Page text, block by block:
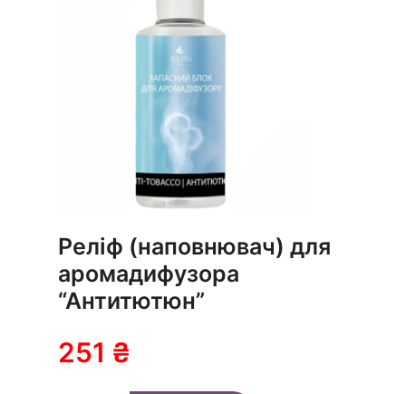
Реліф (наповнювач) для
аромадифузора
“Антитютюн”
251 ₴